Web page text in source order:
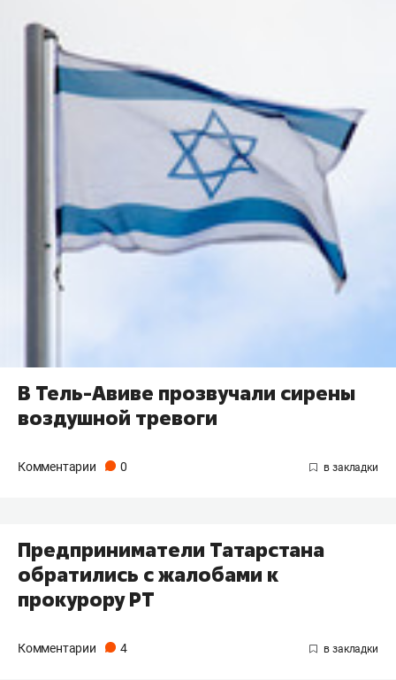
В Тель-Авиве прозвучали сирены
воздушной тревоги
Комментарии 0
Предприниматели Татарстана
обратились с жалобами к
прокурору РТ
Комментарии 4